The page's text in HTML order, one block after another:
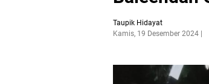
Taupik Hidayat
Kamis, 19 Desember 2024